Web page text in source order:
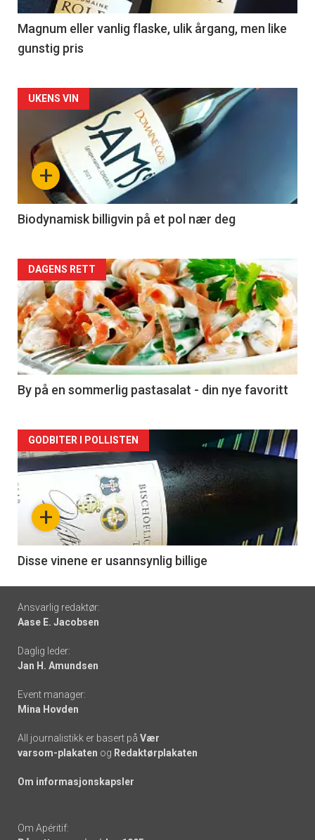
3
Magnum eller vanlig flaske, ulik årgang, men like
gunstig pris
Forsiden
akkurat
nå
4
+
UKENS VIN
Biodynamisk billigvin på et pol nær deg
Forsiden
akkurat
nå
-
5
DAGENS RETT
By på en sommerlig pastasalat - din nye favoritt
Forsiden
akkurat
nå
6
+
GODBITER I POLLISTEN
Disse vinene er usannsynlig billige
Footer
-
links
Ansvarlig redaktør:
Aase E. Jacobsen
Daglig leder:
Jan H. Amundsen
Event manager:
Mina Hovden
All journalistikk er basert på Vær
varsom-plakaten og Redaktørplakaten
Om informasjonskapsler
Om Apéritif: